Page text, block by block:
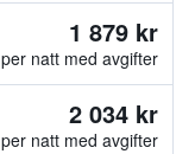
1 879 kr
per natt med avgifter
2 034 kr
per natt med avgifter